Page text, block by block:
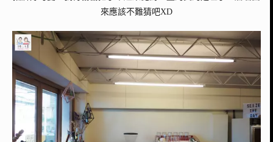
來應該不難猜吧XD